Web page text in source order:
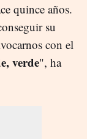
quince años.
su
con el
, verde", ha